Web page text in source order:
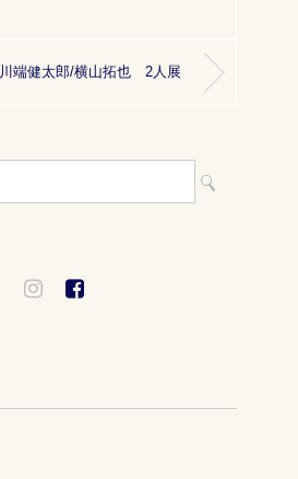
川端健太郎/横山拓也 2人展